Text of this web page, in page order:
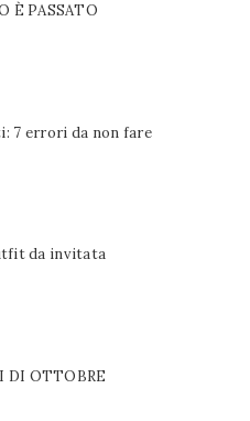
È PASSATO
7 errori da non fare
da invitata
DI OTTOBRE